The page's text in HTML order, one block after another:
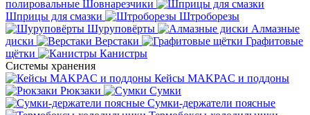
полировальные Шовнарезчики
Шприцы для смазки
Штроборезы
Шуруповёрты
Алмазные
диски
Верстаки
Графитовые
щётки
Канистры
Системы хранения
Кейсы MAKPAC и поддоны
Рюкзаки
Сумки
Сумки-держатели поясные